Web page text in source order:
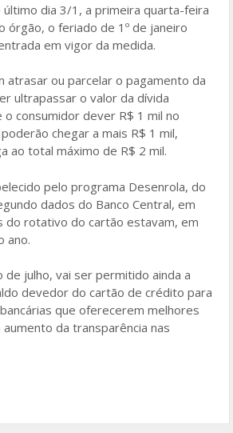
dia 3/1, a primeira quarta-feira
órgão, o feriado de 1º de janeiro
em vigor da medida.
atrasar ou parcelar o pagamento da
ultrapassar o valor da dívida
o consumidor dever R$ 1 mil no
chegar a mais R$ 1 mil,
ao total máximo de R$ 2 mil.
pelo programa Desenrola, do
dados do Banco Central, em
do rotativo do cartão estavam, em
ano.
julho, vai ser permitido ainda a
devedor do cartão de crédito para
que oferecerem melhores
da transparência nas